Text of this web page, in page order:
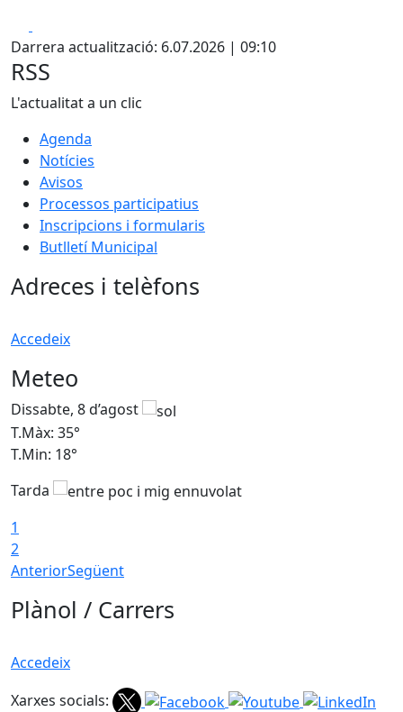
Darrera actualització: 6.07.2026 | 09:10
RSS
L'actualitat a un clic
Agenda
Notícies
Avisos
Processos participatius
Inscripcions i formularis
Butlletí Municipal
Adreces i telèfons
Accedeix
Meteo
Dissabte, 8 d’agost
T.Màx: 35°
T.Min: 18°
Tarda
1
2
AnteriorSegüent
Plànol / Carrers
Accedeix
Xarxes socials: